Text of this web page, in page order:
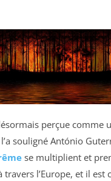
perçue comme
souligné António
se multiplient et
travers l’Europe, et il est